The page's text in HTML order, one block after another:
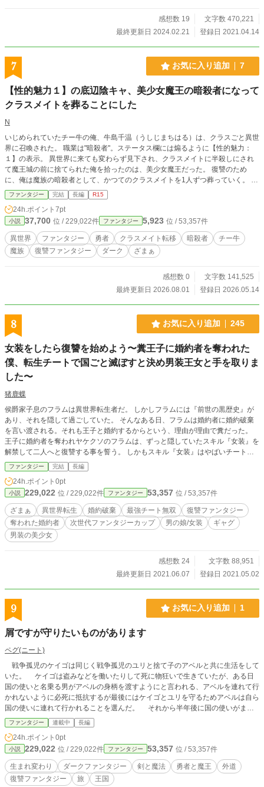
ております申し訳ございません。 必ず最後まで書き切りますのでよろしくお願
いします。 次世代ファンタジーカップ３４位でした、本当にありがとうござい
感想数 19
文字数 470,221
最終更新日 2024.02.21
登録日 2021.04.14
7 お気に入り追加 7
【性的魅力１】の底辺陰キャ、美少女魔王の暗殺者になって
クラスメイトを葬ることにした
N
いじめられていたチー牛の俺、牛島千温（うしじまちはる）は、クラスごと異世
界に召喚された。 職業は"暗殺者"。ステータス欄には煽るように【性的魅力：
１】の表示。 異世界に来ても変わらず見下され、クラスメイトに半殺しにされ
て魔王城の前に捨てられた俺を拾ったのは、美少女魔王だった。 復讐のため
に、俺は魔族の暗殺者として、かつてのクラスメイトを1人ずつ葬っていく。 た
だし、この物語に「めでたしめでたし」は期待しないでほしい。 積み重ねた復
讐の果てに待っているのは、報いか、それとも――。 ------ 2日に1話更新になり
ます
ファンタジー 完結 長編 R15
24h.ポイント 7pt
小説 37,700 位 / 229,022件 ファンタジー 5,923 位 / 53,357件
異世界 ファンタジー 勇者 クラスメイト転移 暗殺者
チー牛
魔族
復讐ファンタジー ダーク ざまぁ
感想数 0
文字数 141,525
最終更新日 2026.08.01
登録日 2026.05.14
8 お気に入り追加 245
女装をしたら復讐を始めよう〜糞王子に婚約者を奪われた
僕、転生チートで国ごと滅ぼすと決め男装王女と手を取りま
した〜
猪鹿蝶
侯爵家子息のフラムは異世界転生者だ。 しかしフラムには『前世の黒歴史』が
あり、それを隠して過ごしていた。 そんなある日、フラムは婚約者に婚約破棄
を言い渡される。それも王子と婚約するからという、理由が理由で糞だった。
王子に婚約者を奪われヤケクソのフラムは、ずっと隠していたスキル『女装』を
解禁して二人へと復讐する事を誓う。 しかもスキル『女装』はやばいチート使
用だった！ フラムは元婚約者と糞王子に復讐し、そして心意気を同じくする王
女とともに腐った国を潰す事ができるのか……？ 最強スキル『女装』をもつ僕
を怒らせるなんて…前世『おとこの娘』なめんなよ！！ ー ー ー
ー ー 次世代ファンタジーカップ４９位に入りました。 本当にありがとうご
ざいました！
ファンタジー 完結 長編
24h.ポイント 0pt
小説 229,022 位 / 229,022件 ファンタジー 53,357 位 / 53,357件
ざまぁ 異世界転生 婚約破棄 最強チート無双
復讐ファンタジー
奪われた婚約者
次世代ファンタジーカップ 男の娘/女装
ギャグ
男装の美少女
感想数 24
文字数 88,951
最終更新日 2021.06.07
登録日 2021.05.02
9 お気に入り追加 1
屑ですが守りたいものがあります
ペグ(ニート)
戦争孤児のケイゴは同じく戦争孤児のユリと捨て子のアベルと共に生活をして
いた。 ケイゴは盗みなどを働いたりして死に物狂いで生きていたが、ある日
国の使いと名乗る男がアベルの身柄を渡すようにと言われる、アベルを連れて行
かれないように必死に抵抗するが最後にはケイゴとユリを守るためアベルは自ら
国の使いに連れて行かれることを選んだ。 それから半年後に国の使いがまた
やって来た、国の使いが言った「アベル様がお呼びです」という言葉に引かれア
ベルとユリは首都グランフィールドに向かう、そして首都の王宮にて国王となっ
たアベルと再開する。 ケイゴはユリと夫婦になり息子も産まれ、友人であり
国王であるアベルを守る親衛隊に任命され幸せに暮らしていた、しかしその幸せ
も長くは続かなかった、ギべルト男爵にユリと息子を人質に取られアベルを殺せ
と命じられる、ケイゴが選んだ選択は……家族を救うことだった ケイゴは家
族を『衆』の国ゴレストへと逃がし自分の命と引き換えに革命を起こした、これ
ファンタジー 連載中 長編
24h.ポイント 0pt
小説 229,022 位 / 229,022件 ファンタジー 53,357 位 / 53,357件
生まれ変わり ダークファンタジー 剣と魔法 勇者と魔王
外道
復讐ファンタジー
旅 王国